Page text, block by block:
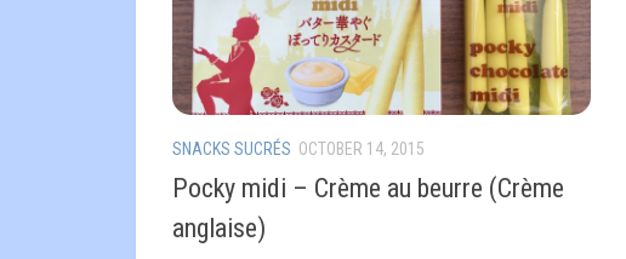
SNACKS SUCRÉS OCTOBER 14, 2015
Pocky midi – Crème au beurre (Crème
anglaise)